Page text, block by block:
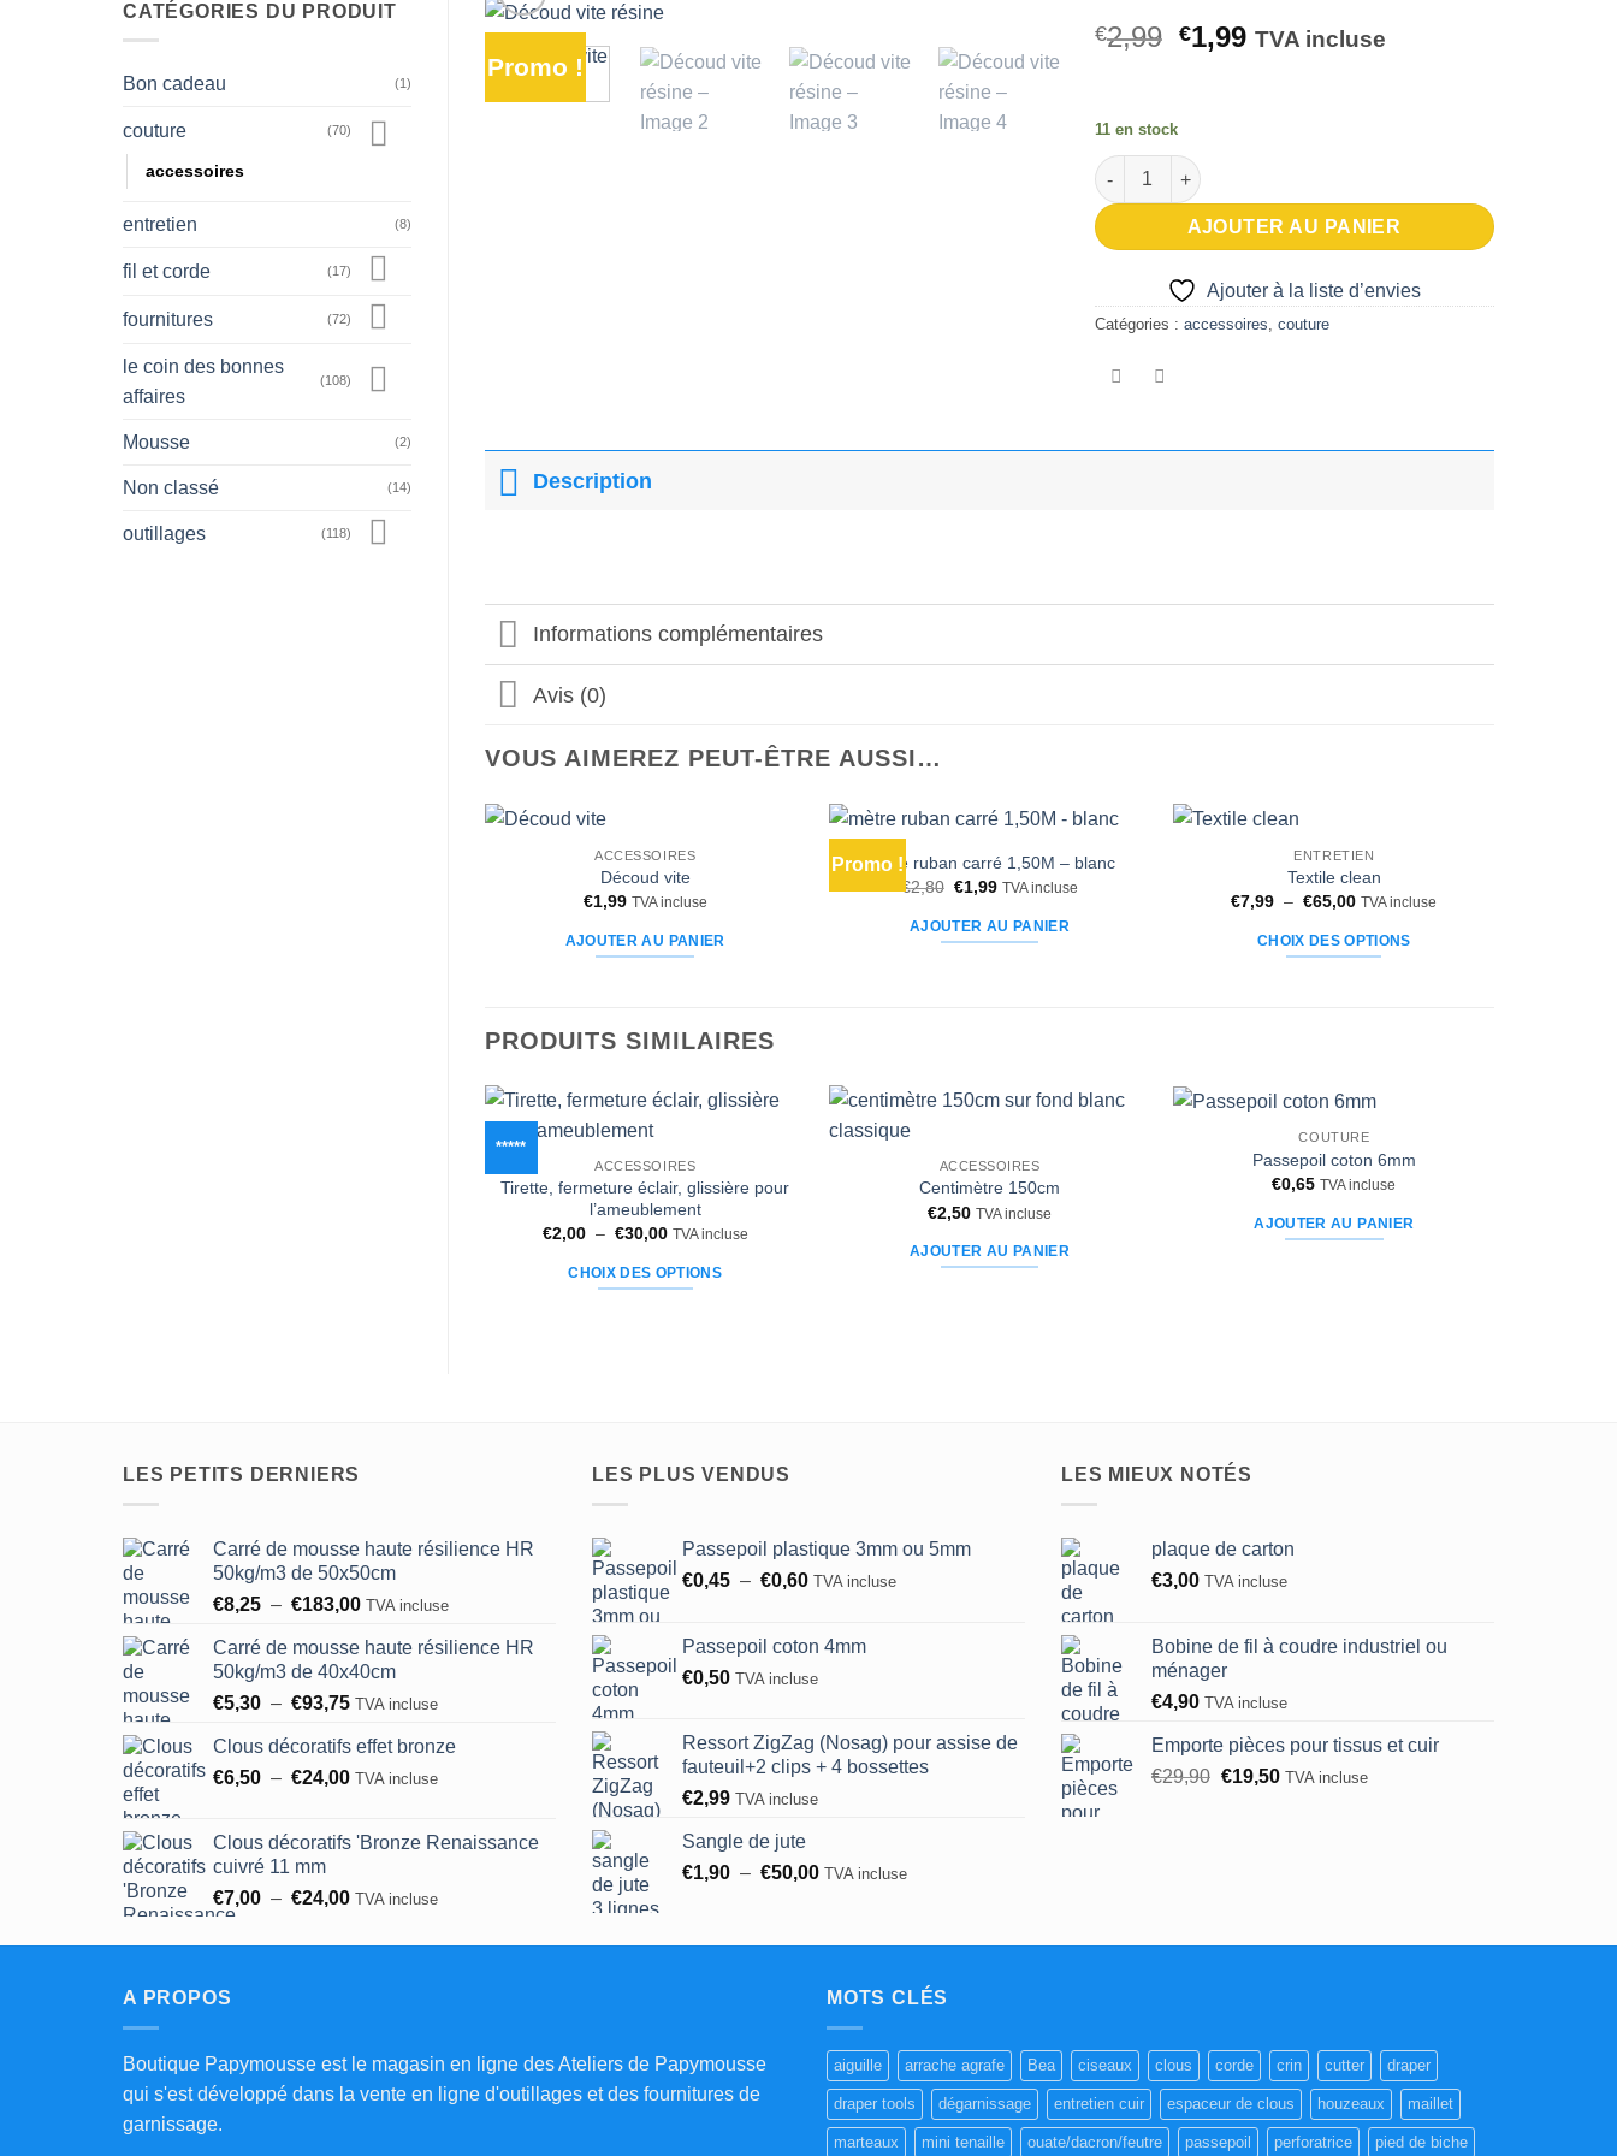
CATÉGORIES DU PRODUIT
Bon cadeau (1)
couture (70)
accessoires
entretien (8)
fil et corde (17)
fournitures (72)
le coin des bonnes
affaires
(108)
Mousse (2)
Non classé (14)
outillages (118)
Promo !
à la liste
d’envies
€2,99 Le
€2,99.
€1,99Le
TVA incluse
11 en stock
quantité de Découd vite résine
AJOUTER AU PANIER
Ajouter à la liste d’envies
Catégories : accessoires, couture
Description
Informations complémentaires
Avis (0)
VOUS AIMEREZ PEUT-ÊTRE AUSSI…
ACCESSOIRES
Découd vite
€1,99 TVA incluse
AJOUTER AU PANIER
Promo !
mètre ruban carré 1,50M – blanc
€2,80 Le
initial
était :
€1,99Le
actuel
est :
TVA incluse
AJOUTER AU PANIER
d’envies
ENTRETIEN
Textile clean
€7,99 – €65,00Plage
prix :
€7,99
TVA incluse
CHOIX DES OPTIONS
Les
options
peuvent
être
choisies
PRODUITS SIMILAIRES
*****
d’envies
ACCESSOIRES
Tirette, fermeture éclair, glissière pour
l’ameublement
€2,00 – €30,00Plage
prix :
€2,00
TVA incluse
CHOIX DES OPTIONS
options
choisies
sur
la
du
produit
ACCESSOIRES
Centimètre 150cm
€2,50 TVA incluse
AJOUTER AU PANIER
COUTURE
Passepoil coton 6mm
€0,65 TVA incluse
AJOUTER AU PANIER
LES PETITS DERNIERS
Carré de mousse haute résilience HR
50kg/m3 de 50x50cm
€8,25 – €183,00Plage
prix :
€8,25
à
TVA incluse
Carré de mousse haute résilience HR
50kg/m3 de 40x40cm
€5,30 – €93,75Plage
prix :
€5,30
TVA incluse
Clous décoratifs effet bronze
€6,50 – €24,00Plage
€6,50
€24,00
TVA incluse
Clous décoratifs 'Bronze Renaissance
cuivré 11 mm
€7,00 – €24,00Plage
prix :
TVA incluse
LES PLUS VENDUS
Passepoil plastique 3mm ou 5mm
€0,45 – €0,60Plage
€0,45
à
TVA incluse
Passepoil coton 4mm
€0,50 TVA incluse
Ressort ZigZag (Nosag) pour assise de
fauteuil+2 clips + 4 bossettes
€2,99 TVA incluse
Sangle de jute
€1,90 – €50,00Plage
€1,90
€50,00
TVA incluse
LES MIEUX NOTÉS
plaque de carton
€3,00 TVA incluse
Bobine de fil à coudre industriel ou
ménager
€4,90 TVA incluse
Emporte pièces pour tissus et cuir
€29,90 Le
€19,50Le
TVA incluse
A PROPOS
Boutique Papymousse est le magasin en ligne des Ateliers de Papymousse
qui s'est développé dans la vente en ligne d'outillages et des fournitures de
garnissage.
MOTS CLÉS
aiguille arrache agrafe Bea ciseaux clous corde crin cutter draper
draper tools dégarnissage entretien cuir espaceur de clous houzeaux maillet
marteaux mini tenaille ouate/dacron/feutre passepoil perforatrice pied de biche